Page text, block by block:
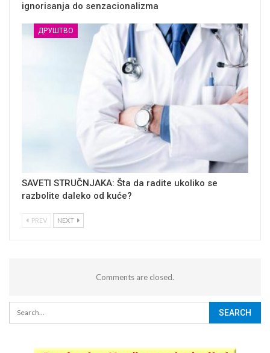
ignorisanja do senzacionalizma
ДРУШТВО
SAVETI STRUČNJAKA: Šta da radite ukoliko se
razbolite daleko od kuće?
PREV NEXT
Comments are closed.